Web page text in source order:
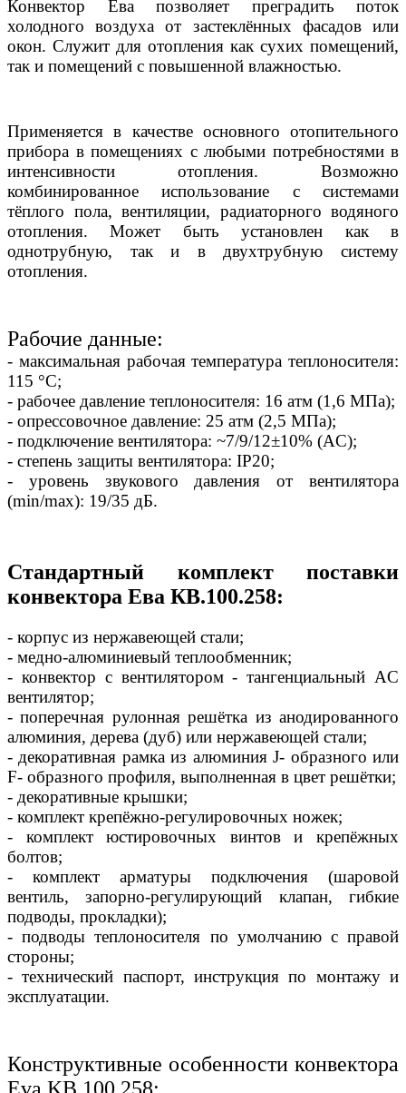
Конвектор Ева позволяет преградить поток
холодного воздуха от застеклённых фасадов или
окон. Служит для отопления как сухих помещений,
так и помещений с повышенной влажностью.
Применяется в качестве основного отопительного
прибора в помещениях с любыми потребностями в
интенсивности отопления. Возможно
комбинированное использование с системами
тёплого пола, вентиляции, радиаторного водяного
отопления. Может быть установлен как в
однотрубную, так и в двухтрубную систему
отопления.
Рабочие данные:
- максимальная рабочая температура теплоносителя:
115 °С;
- рабочее давление теплоносителя: 16 атм (1,6 МПа);
- опрессовочное давление: 25 атм (2,5 МПа);
- подключение вентилятора: ~7/9/12±10% (AC);
- степень защиты вентилятора: IP20;
- уровень звукового давления от вентилятора
(min/max): 19/35 дБ.
Стандартный комплект поставки
конвектора Ева КВ.100.258:
- корпус из нержавеющей стали;
- медно-алюминиевый теплообменник;
- конвектор с вентилятором - тангенциальный AC
вентилятор;
- поперечная рулонная решётка из анодированного
алюминия, дерева (дуб) или нержавеющей стали;
- декоративная рамка из алюминия J- образного или
F- образного профиля, выполненная в цвет решётки;
- декоративные крышки;
- комплект крепёжно-регулировочных ножек;
- комплект юстировочных винтов и крепёжных
болтов;
- комплект арматуры подключения (шаровой
вентиль, запорно-регулирующий клапан, гибкие
подводы, прокладки);
- подводы теплоносителя по умолчанию с правой
стороны;
- технический паспорт, инструкция по монтажу и
эксплуатации.
Конструктивные особенности конвектора